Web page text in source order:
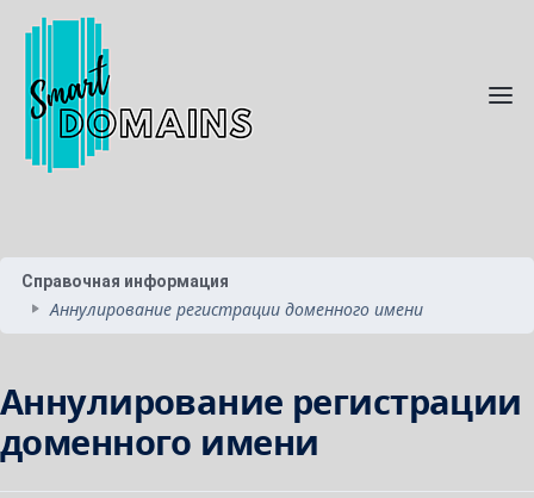
Справочная информация
Аннулирование регистрации доменного имени
Аннулирование регистрации
доменного имени